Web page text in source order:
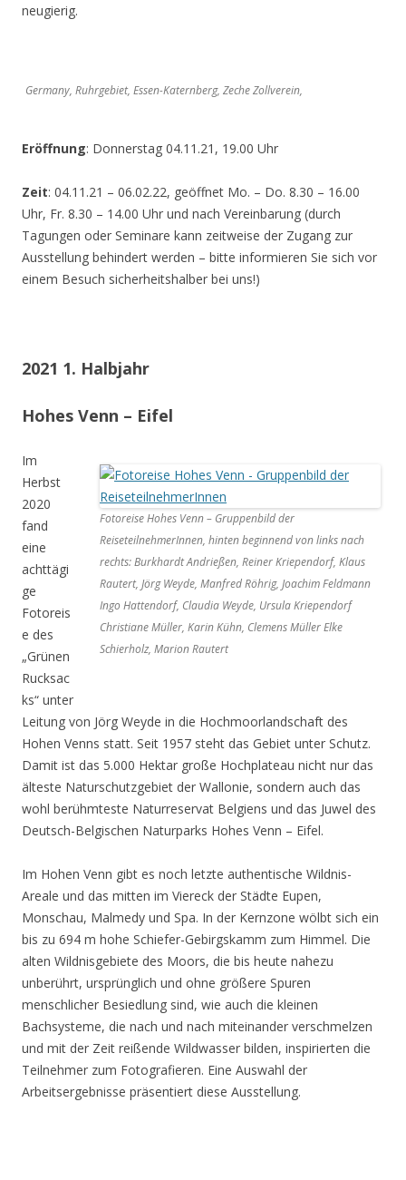
neugierig.
Germany, Ruhrgebiet, Essen-Katernberg, Zeche Zollverein,
Eröffnung: Donnerstag 04.11.21, 19.00 Uhr
Zeit: 04.11.21 – 06.02.22, geöffnet Mo. – Do. 8.30 – 16.00
Uhr, Fr. 8.30 – 14.00 Uhr und nach Vereinbarung (durch
Tagungen oder Seminare kann zeitweise der Zugang zur
Ausstellung behindert werden – bitte informieren Sie sich vor
einem Besuch sicherheitshalber bei uns!)
2021 1. Halbjahr
Hohes Venn – Eifel
Fotoreise Hohes Venn – Gruppenbild der
ReiseteilnehmerInnen, hinten beginnend von links nach
rechts: Burkhardt Andrießen, Reiner Kriependorf, Klaus
Rautert, Jörg Weyde, Manfred Röhrig, Joachim Feldmann
Ingo Hattendorf, Claudia Weyde, Ursula Kriependorf
Christiane Müller, Karin Kühn, Clemens Müller Elke
Schierholz, Marion Rautert
Im
Herbst
2020
fand
eine
achttägi
ge
Fotoreis
e des
„Grünen
Rucksac
ks“ unter
Leitung von Jörg Weyde in die Hochmoorlandschaft des
Hohen Venns statt. Seit 1957 steht das Gebiet unter Schutz.
Damit ist das 5.000 Hektar große Hochplateau nicht nur das
älteste Naturschutzgebiet der Wallonie, sondern auch das
wohl berühmteste Naturreservat Belgiens und das Juwel des
Deutsch-Belgischen Naturparks Hohes Venn – Eifel.
Im Hohen Venn gibt es noch letzte authentische Wildnis-
Areale und das mitten im Viereck der Städte Eupen,
Monschau, Malmedy und Spa. In der Kernzone wölbt sich ein
bis zu 694 m hohe Schiefer-Gebirgskamm zum Himmel. Die
alten Wildnisgebiete des Moors, die bis heute nahezu
unberührt, ursprünglich und ohne größere Spuren
menschlicher Besiedlung sind, wie auch die kleinen
Bachsysteme, die nach und nach miteinander verschmelzen
und mit der Zeit reißende Wildwasser bilden, inspirierten die
Teilnehmer zum Fotografieren. Eine Auswahl der
Arbeitsergebnisse präsentiert diese Ausstellung.